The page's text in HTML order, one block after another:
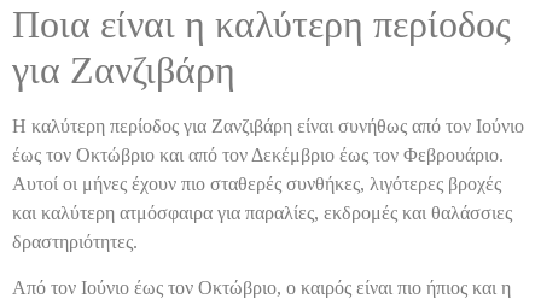
Ποια είναι η καλύτερη περίοδος
για Ζανζιβάρη
Η καλύτερη περίοδος για Ζανζιβάρη είναι συνήθως από τον Ιούνιο
έως τον Οκτώβριο και από τον Δεκέμβριο έως τον Φεβρουάριο.
Αυτοί οι μήνες έχουν πιο σταθερές συνθήκες, λιγότερες βροχές
και καλύτερη ατμόσφαιρα για παραλίες, εκδρομές και θαλάσσιες
δραστηριότητες.
Από τον Ιούνιο έως τον Οκτώβριο, ο καιρός είναι πιο ήπιος και η